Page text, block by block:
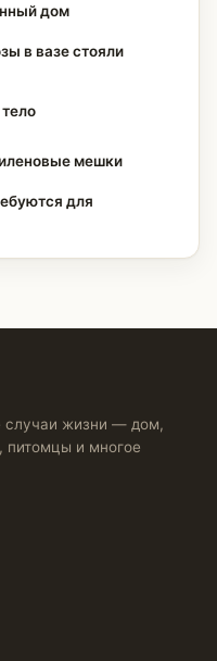
дом
в вазе стояли
мешки
для
случаи жизни — дом,
питомцы и многое